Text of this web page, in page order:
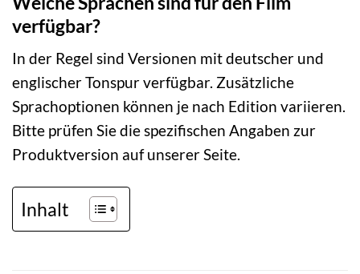
verfügbar?
In der Regel sind Versionen mit deutscher und
englischer Tonspur verfügbar. Zusätzliche
Sprachoptionen können je nach Edition variieren.
Bitte prüfen Sie die spezifischen Angaben zur
Produktversion auf unserer Seite.
Inhalt